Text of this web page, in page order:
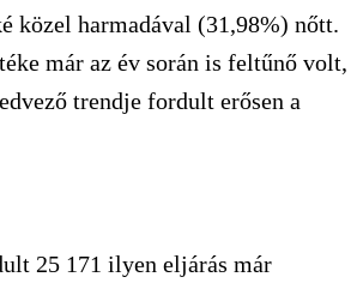
közel harmadával (31,98%) nőtt.
már az év során is feltűnő volt,
trendje fordult erősen a
25 171 ilyen eljárás már